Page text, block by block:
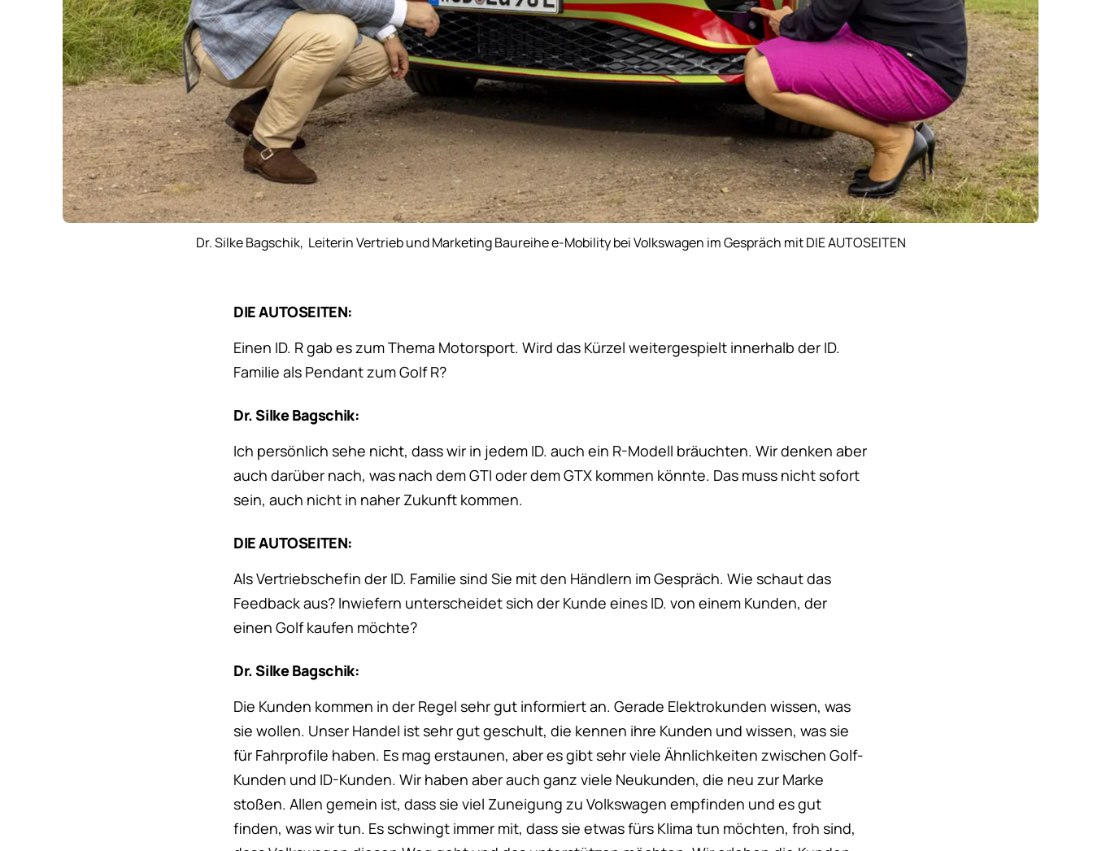
Dr. Silke Bagschik, Leiterin Vertrieb und Marketing Baureihe e-Mobility bei Volkswagen im Gespräch mit DIE AUTOSEITEN
DIE AUTOSEITEN:
Einen ID. R gab es zum Thema Motorsport. Wird das Kürzel weitergespielt innerhalb der ID.
Familie als Pendant zum Golf R?
Dr. Silke Bagschik:
Ich persönlich sehe nicht, dass wir in jedem ID. auch ein R-Modell bräuchten. Wir denken aber
auch darüber nach, was nach dem GTI oder dem GTX kommen könnte. Das muss nicht sofort
sein, auch nicht in naher Zukunft kommen.
DIE AUTOSEITEN:
Als Vertriebschefin der ID. Familie sind Sie mit den Händlern im Gespräch. Wie schaut das
Feedback aus? Inwiefern unterscheidet sich der Kunde eines ID. von einem Kunden, der
einen Golf kaufen möchte?
Dr. Silke Bagschik:
Die Kunden kommen in der Regel sehr gut informiert an. Gerade Elektrokunden wissen, was
sie wollen. Unser Handel ist sehr gut geschult, die kennen ihre Kunden und wissen, was sie
für Fahrprofile haben. Es mag erstaunen, aber es gibt sehr viele Ähnlichkeiten zwischen Golf-
Kunden und ID-Kunden. Wir haben aber auch ganz viele Neukunden, die neu zur Marke
stoßen. Allen gemein ist, dass sie viel Zuneigung zu Volkswagen empfinden und es gut
finden, was wir tun. Es schwingt immer mit, dass sie etwas fürs Klima tun möchten, froh sind,